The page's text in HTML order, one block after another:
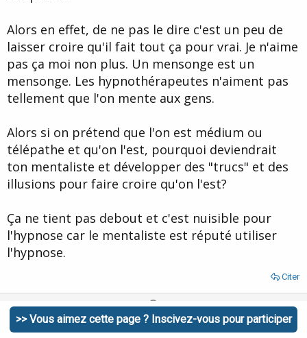
Alors en effet, de ne pas le dire c'est un peu de
laisser croire qu'il fait tout ça pour vrai. Je n'aime
pas ça moi non plus. Un mensonge est un
mensonge. Les hypnothérapeutes n'aiment pas
tellement que l'on mente aux gens.
Alors si on prétend que l'on est médium ou
télépathe et qu'on l'est, pourquoi deviendrait
ton mentaliste et développer des "trucs" et des
illusions pour faire croire qu'on l'est?
Ça ne tient pas debout et c'est nuisible pour
l'hypnose car le mentaliste est réputé utiliser
l'hypnose.
Citer
U
p
0
D
o
>> Vous aimez cette page ? Inscivez-vous pour participer